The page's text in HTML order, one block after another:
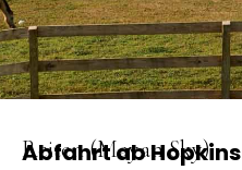
Reiten (Mayan Sky)
Abfahrt ab Hopkins